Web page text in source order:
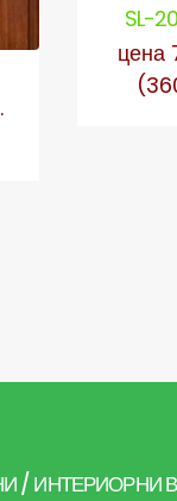
SL-
цена
/ ИНТЕРИОРНИ